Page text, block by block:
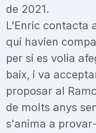
de 2021.
L'Enric contacta
qui havien
per si es volia
baix, i va
proposar al
de molts anys
s'anima a